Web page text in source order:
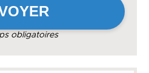
obligatoires